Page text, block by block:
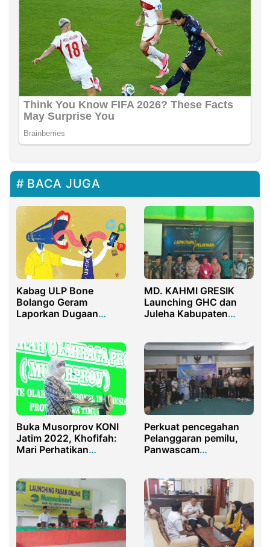
BACA JUGA
Kabag ULP Bone
Bolango Geram
Laporkan Dugaan
MD. KAHMI GRESIK
Launching GHC dan
Juleha Kabupaten
Buka Musorprov KONI
Jatim 2022, Khofifah:
Mari Perhatikan
Perkuat pencegahan
Pelanggaran pemilu,
Panwascam
Kambtibmas
Forkopimka
Tanggulangin